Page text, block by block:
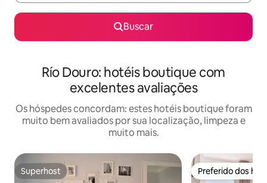
Buscar
Río Douro: hotéis boutique com
excelentes avaliações
Os hóspedes concordam: estes hotéis boutique foram
muito bem avaliados por sua localização, limpeza e
muito mais.
Superhost
Superhost Preferido dos
Preferido dos